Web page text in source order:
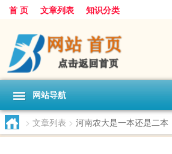
首 页 文章列表 知识分类
网站导航
> 文章列表 > 河南农大是一本还是二本